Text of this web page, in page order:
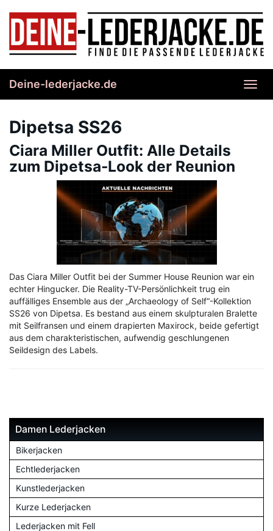
content
Deine-lederjacke.de
Dipetsa SS26
Ciara Miller Outfit: Alle Details
zum Dipetsa-Look der Reunion
Das Ciara Miller Outfit bei der Summer House Reunion war ein
echter Hingucker. Die Reality-TV-Persönlichkeit trug ein
auffälliges Ensemble aus der „Archaeology of Self“-Kollektion
SS26 von Dipetsa. Es bestand aus einem skulpturalen Bralette
mit Seilfransen und einem drapierten Maxirock, beide gefertigt
aus dem charakteristischen, aufwendig geschlungenen
Seildesign des Labels.
Damen Lederjacken
Bikerjacken
Echtlederjacken
Kunstlederjacken
Kurze Lederjacken
Lederjacken mit Fell